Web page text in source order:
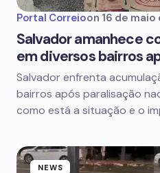
Portal Correioon 16 de maio
Salvador amanhece
em diversos bairros
Salvador enfrenta
bairros após paralisação
como está a situação e o
NEWS